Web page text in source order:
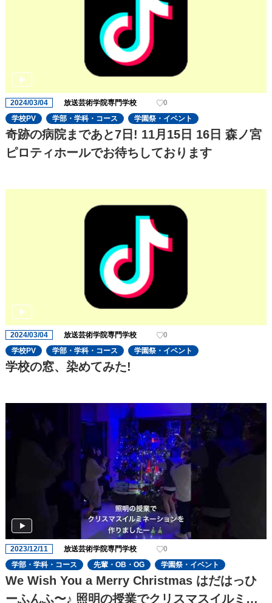
2024/03/04 放送芸術学院専門学校
0
学校PV
学部・学科・コース 学園祭・イベント
奇跡の病院まであと7日! 11月15日 16日 森ノ宮
ピロティホールでお待ちしております
2024/03/04 放送芸術学院専門学校
0
学校PV
学部・学科・コース 学園祭・イベント
学校の窓、染めてみた!
2023/12/11 放送芸術学院専門学校
0
学部・学科・コース
先輩・OB・OG 学園祭・イベント
We Wish You a Merry Christmas はだはっひ
ーふんふ〜♪ 照明の授業でクリスマスイルミネ